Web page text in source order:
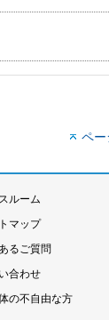
ペー
ルーム
マップ
るご質問
合わせ
の不自由な方